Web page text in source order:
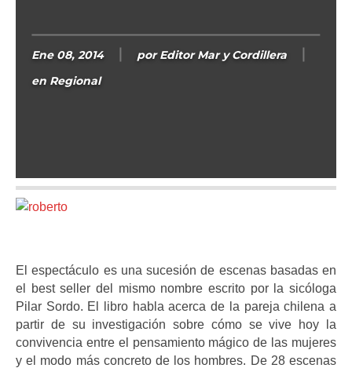
Ene 08, 2014 por Editor Mar y Cordillera
en Regional
El espectáculo es una sucesión de escenas basadas en
el best seller del mismo nombre escrito por la sicóloga
Pilar Sordo. El libro habla acerca de la pareja chilena a
partir de su investigación sobre cómo se vive hoy la
convivencia entre el pensamiento mágico de las mujeres
y el modo más concreto de los hombres. De 28 escenas